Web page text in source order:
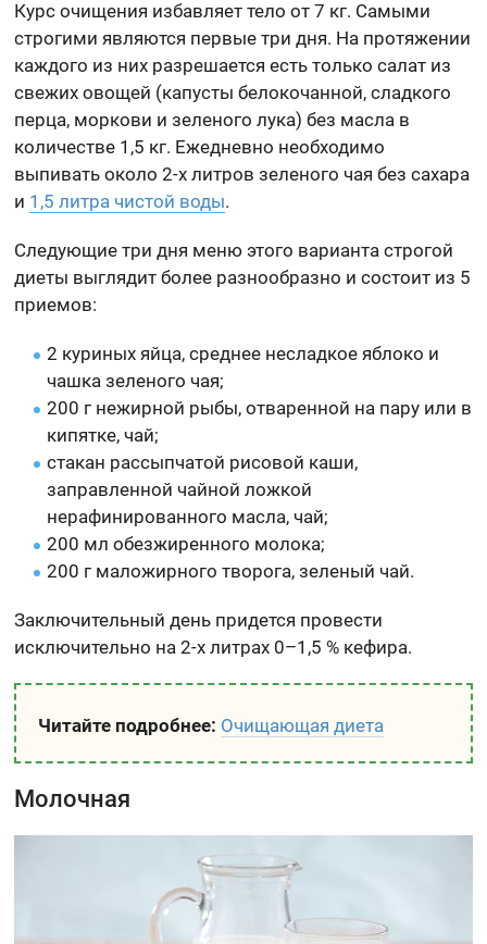
Курс очищения избавляет тело от 7 кг. Самыми
строгими являются первые три дня. На протяжении
каждого из них разрешается есть только салат из
свежих овощей (капусты белокочанной, сладкого
перца, моркови и зеленого лука) без масла в
количестве 1,5 кг. Ежедневно необходимо
выпивать около 2-х литров зеленого чая без сахара
и 1,5 литра чистой воды.
Следующие три дня меню этого варианта строгой
диеты выглядит более разнообразно и состоит из 5
приемов:
2 куриных яйца, среднее несладкое яблоко и
чашка зеленого чая;
200 г нежирной рыбы, отваренной на пару или в
кипятке, чай;
стакан рассыпчатой рисовой каши,
заправленной чайной ложкой
нерафинированного масла, чай;
200 мл обезжиренного молока;
200 г маложирного творога, зеленый чай.
Заключительный день придется провести
исключительно на 2-х литрах 0–1,5 % кефира.
Читайте подробнее: Очищающая диета
Молочная